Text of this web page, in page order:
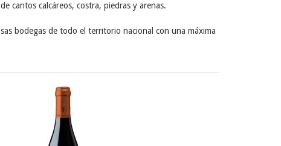
cantos calcáreos, costra, piedras y arenas.
bodegas de todo el territorio nacional con una máxima